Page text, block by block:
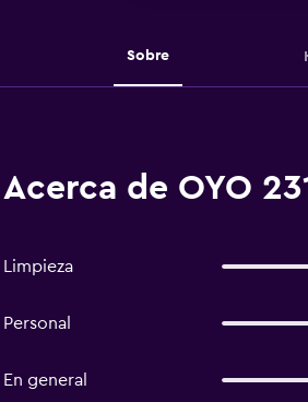
Sobre
Acerca de OYO
Limpieza
Personal
En general